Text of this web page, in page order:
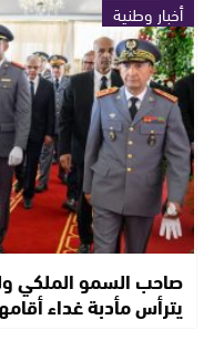
أخبار وطنية
صاحب السمو الملكي
يترأس مأدبة غداء